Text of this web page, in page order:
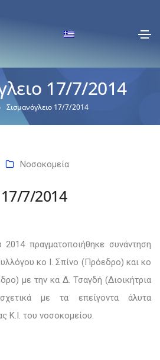
17/7/2014
Σισμανόγλειο 17/7/2014
Νοσοκομεία
7/2014
πραγματοποιήθηκε συνάντηση
κο Ι. Σπίνο (Πρόεδρο) και κο
με την κα Δ. Τσαγδή (Διοικήτρια
με τα επείγοντα άλυτα
Κ.Ι. του νοσοκομείου.